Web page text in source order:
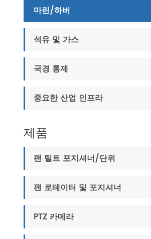
마린/하버
석유 및 가스
국경 통제
중요한 산업 인프라
제품
팬 틸트 포지셔너/단위
팬 로테이터 및 포지셔너
PTZ 카메라